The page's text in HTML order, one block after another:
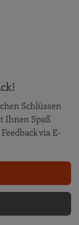
Schlüssen
Ihnen Spaß
via E-